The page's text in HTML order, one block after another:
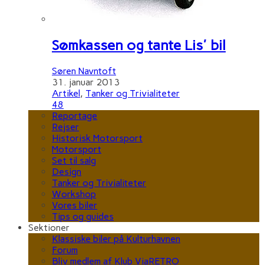
Sømkassen og tante Lis' bil
Søren Navntoft
31. januar 2013
Artikel, Tanker og Trivialiteter
48
Reportage
Rejser
Historisk Motorsport
Motorsport
Set til salg
Design
Tanker og Trivialiteter
Workshop
Vores biler
Tips og guides
Sektioner
Klassiske biler på Kulturhavnen
Forum
Bliv medlem af Klub ViaRETRO